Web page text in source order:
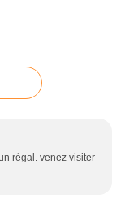
régal. venez visiter